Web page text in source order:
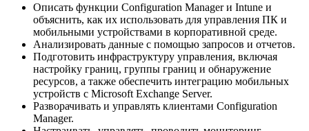
Описать функции Configuration Manager и Intune и
объяснить, как их использовать для управления ПК и
мобильными устройствами в корпоративной среде.
Анализировать данные с помощью запросов и отчетов.
Подготовить инфраструктуру управления, включая
настройку границ, группы границ и обнаружение
ресурсов, а также обеспечить интеграцию мобильных
устройств с Microsoft Exchange Server.
Разворачивать и управлять клиентами Configuration
Manager.